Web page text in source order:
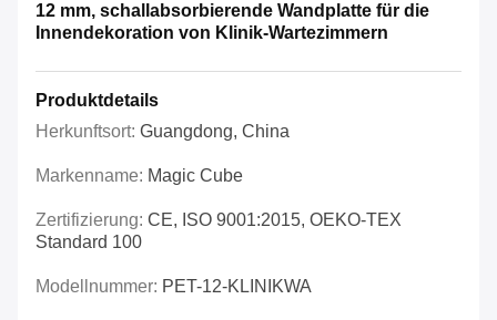
12 mm, schallabsorbierende Wandplatte für die
Innendekoration von Klinik-Wartezimmern
Produktdetails
Herkunftsort: Guangdong, China
Markenname: Magic Cube
Zertifizierung: CE, ISO 9001:2015, OEKO-TEX
Standard 100
Modellnummer: PET-12-KLINIKWA